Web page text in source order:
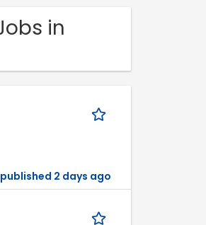
in
published 2 days ago